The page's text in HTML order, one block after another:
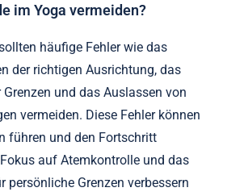
im Yoga vermeiden?
häufige Fehler wie das
der richtigen Ausrichtung, das
Grenzen und das Auslassen von
vermeiden. Diese Fehler können
führen und den Fortschritt
auf Atemkontrolle und das
persönliche Grenzen verbessern